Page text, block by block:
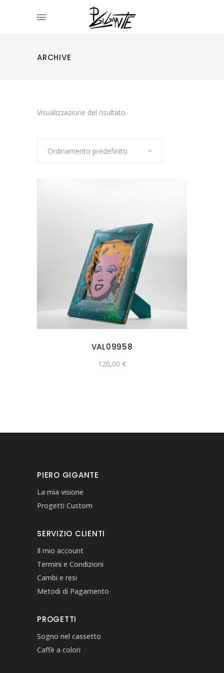
ARCHIVE
Visualizzazione del risultato
Ordinamento predefinito
VAL09958
120,00 €
PIERO GIGANTE
La mia visione
Progetti Custom
SERVIZIO CLIENTI
Il mio account
Termini e Condizioni
Cambi e resi
Metodi di Pagamento
PROGETTI
Sogno nel cassetto
Caffè a colori